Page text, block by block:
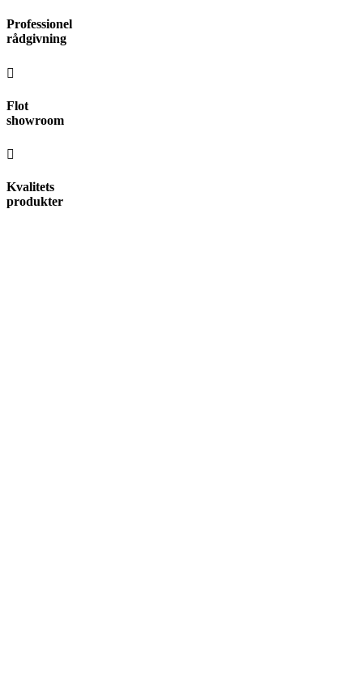
Videre
til
Professionel
rådgivning
Flot
showroom
Kvalitets
produkter